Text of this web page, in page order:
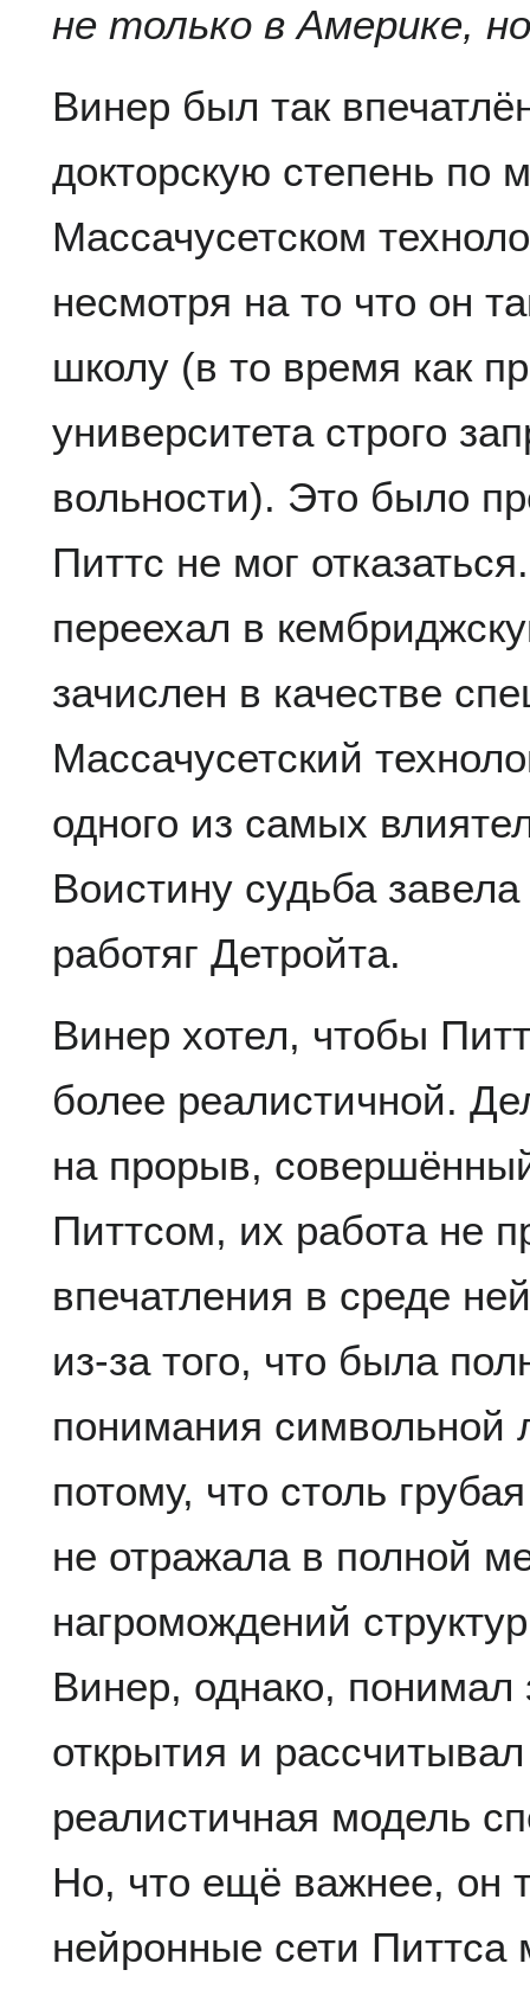
не только в Америке,
Винер был так
докторскую степень по
Массачусетском
несмотря на то что он
школу (в то время как
университета строго
вольности). Это было
Питтс не мог
переехал в
зачислен в качестве
Массачусетский
одного из самых
Воистину судьба
работяг Детройта.
Винер хотел, чтобы
более реалистичной.
на прорыв,
Питтсом, их работа не
впечатления в среде
из-за того, что была
понимания символьной
потому, что столь
не отражала в полной
нагромождений
Винер, однако, понимал
открытия и
реалистичная модель
Но, что ещё важнее, он
нейронные сети Питтса